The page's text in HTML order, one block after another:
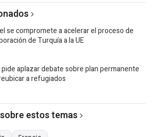
se compromete a acelerar el proceso de
de Turquía a la UE
pide aplazar debate sobre plan permanente
a refugiados
estos temas